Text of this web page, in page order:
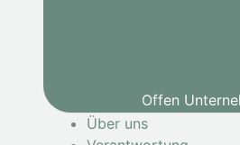
Offen
Über uns